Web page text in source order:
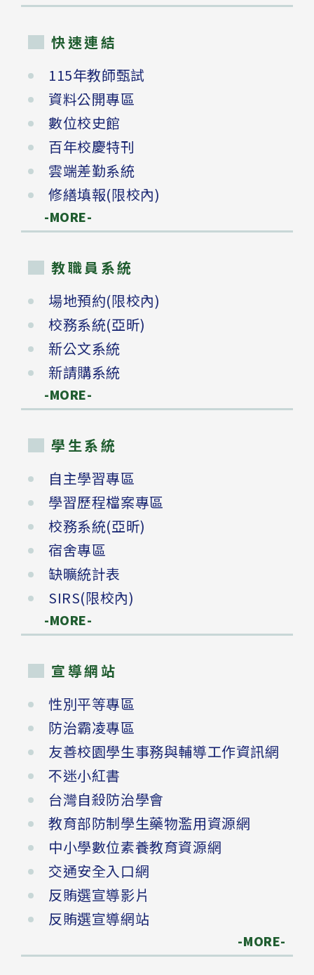
快速連結
115年教師甄試
資料公開專區
數位校史館
百年校慶特刊
雲端差勤系統
修繕填報(限校內)
-MORE-
教職員系統
場地預約(限校內)
校務系統(亞昕)
新公文系統
新請購系統
-MORE-
學生系統
自主學習專區
學習歷程檔案專區
校務系統(亞昕)
宿舍專區
缺曠統計表
SIRS(限校內)
-MORE-
宣導網站
性別平等專區
防治霸凌專區
友善校園學生事務與輔導工作資訊網
不迷小紅書
台灣自殺防治學會
教育部防制學生藥物濫用資源網
中小學數位素養教育資源網
交通安全入口網
反賄選宣導影片
反賄選宣導網站
-MORE-